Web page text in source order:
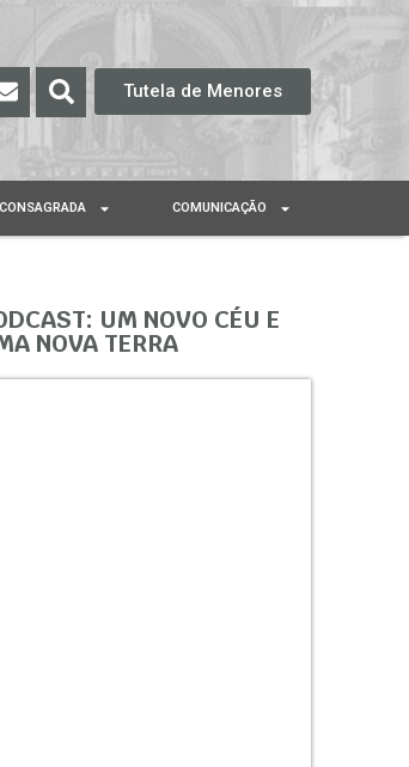
Tutela de Menores
COMUNICAÇÃO
UM NOVO CÉU E
NOVA TERRA